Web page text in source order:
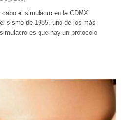
el simulacro en la CDMX.
sismo de 1985, uno de los más
es que hay un protocolo